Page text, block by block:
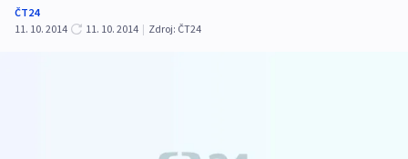
ČT24
11. 10. 2014
11. 10. 2014 | Zdroj: ČT24